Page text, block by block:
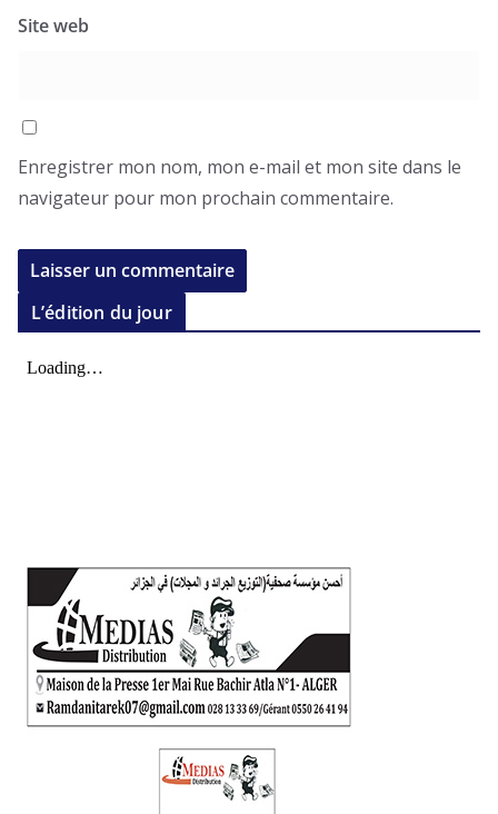
Site web
Enregistrer mon nom, mon e-mail et mon site dans le
navigateur pour mon prochain commentaire.
L’édition du jour